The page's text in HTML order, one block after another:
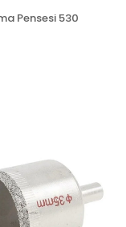
Pensesi 530